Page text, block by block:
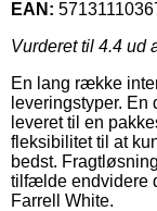
EAN:
Vurderet til 4.4 ud
En lang række
leveringstyper. En
leveret til en
fleksibilitet til at
bedst.
tilfælde endvidere
Farrell White.